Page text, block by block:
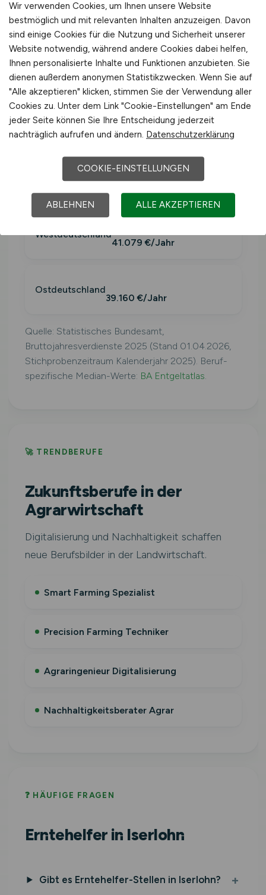
Bruttojahresverdienst Vollzeit,
WirtschaftszweigLand- und Forstwirtschaft,
Fischerei(WZ-2008 Sektion A). Inklusive
Sonderzahlungen.
Westdeutschlan
d
41.079
€/Jahr
≈ 3.423
€/Monat
Deutschland
Westdeutschland
41.079 €/Jahr
Ostdeutschland
39.160 €/Jahr
Quelle: Statistisches Bundesamt,
Bruttojahresverdienste 2025 (Stand 01.04.2026,
Stichprobenzeitraum Kalenderjahr 2025). Beruf-
spezifische Median-Werte: BA Entgeltatlas.
🚀 TRENDBERUFE
Zukunftsberufe in der
Agrarwirtschaft
Digitalisierung und Nachhaltigkeit schaffen
neue Berufsbilder in der Landwirtschaft.
Smart Farming Spezialist
Precision Farming Techniker
Agraringenieur Digitalisierung
Nachhaltigkeitsberater Agrar
❓ HÄUFIGE FRAGEN
Erntehelfer in Iserlohn
Gibt es Erntehelfer-Stellen in Iserlohn?
Wir verwenden Cookies, um Ihnen unsere Website
bestmöglich und mit relevanten Inhalten anzuzeigen. Davon
sind einige Cookies für die Nutzung und Sicherheit unserer
Website notwendig, während andere Cookies dabei helfen,
Ihnen personalisierte Inhalte und Funktionen anzubieten. Sie
dienen außerdem anonymen Statistikzwecken. Wenn Sie auf
"Alle akzeptieren" klicken, stimmen Sie der Verwendung aller
Cookies zu. Unter dem Link "Cookie-Einstellungen" am Ende
jeder Seite können Sie Ihre Entscheidung jederzeit
nachträglich aufrufen und ändern. Datenschutzerklärung
COOKIE-EINSTELLUNGEN
ABLEHNEN ALLE AKZEPTIEREN